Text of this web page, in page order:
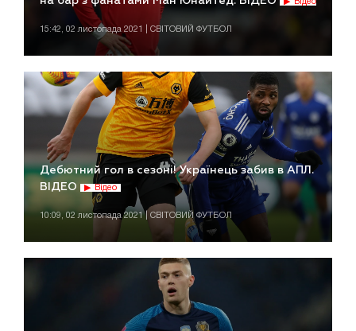
Відео
15:42, 02 листопада 2021 | СВІТОВИЙ ФУТБОЛ
Дебютний гол в сезоні! Українець забив в АПЛ.
ВІДЕО
Відео
10:09, 02 листопада 2021 | СВІТОВИЙ ФУТБОЛ